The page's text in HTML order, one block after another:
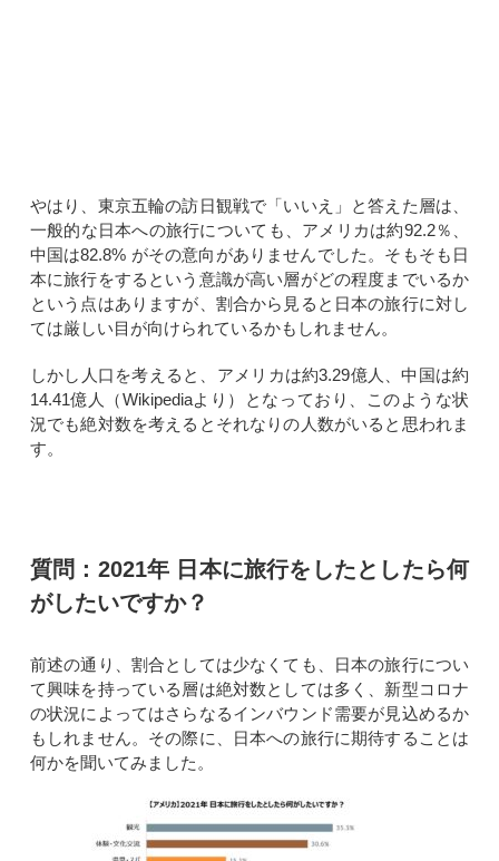
やはり、東京五輪の訪日観戦で「いいえ」と答えた層は、
一般的な日本への旅行についても、アメリカは約92.2％、
中国は82.8% がその意向がありませんでした。そもそも日
本に旅行をするという意識が高い層がどの程度までいるか
という点はありますが、割合から見ると日本の旅行に対し
ては厳しい目が向けられているかもしれません。
しかし人口を考えると、アメリカは約3.29億人、中国は約
14.41億人（Wikipediaより）となっており、このような状
況でも絶対数を考えるとそれなりの人数がいると思われま
す。
質問：2021年 日本に旅行をしたとしたら何
がしたいですか？
前述の通り、割合としては少なくても、日本の旅行につい
て興味を持っている層は絶対数としては多く、新型コロナ
の状況によってはさらなるインバウンド需要が見込めるか
もしれません。その際に、日本への旅行に期待することは
何かを聞いてみました。